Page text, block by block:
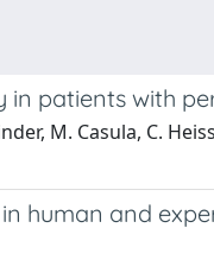
patients with
M. Casula, C.
human and